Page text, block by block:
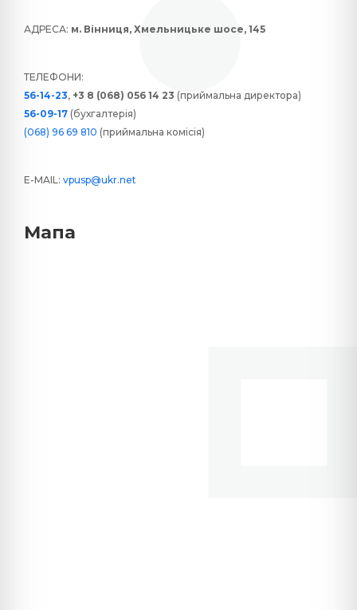
АДРЕСА: м. Вінниця, Хмельницьке шосе, 145
ТЕЛЕФОНИ:
56-14-23, +3 8 (068) 056 14 23 (приймальна директора)
56-09-17 (бухгалтерія)
(068) 96 69 810 (приймальна комісія)
E-MAIL: vpusp@ukr.net
Мапа